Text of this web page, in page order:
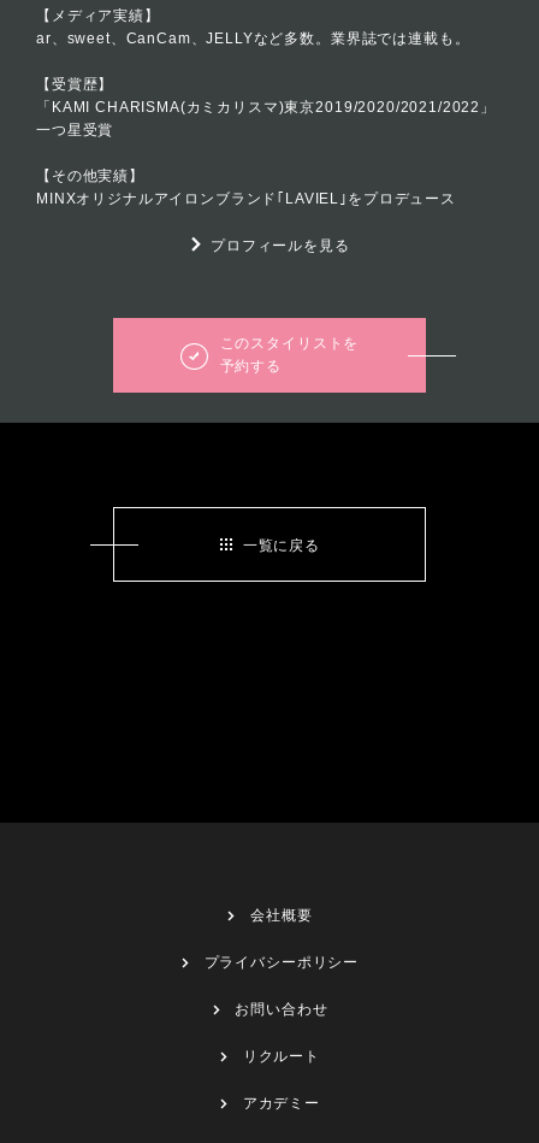
【メディア実績】
ar、sweet、CanCam、JELLYなど多数。業界誌では連載も。
【受賞歴】
「KAMI CHARISMA(カミカリスマ)東京2019/2020/2021/2022」
一つ星受賞
【その他実績】
MINXオリジナルアイロンブランド｢LAVIEL｣をプロデュース
プロフィールを見る
このスタイリストを
予約する
一覧に戻る
会社概要
プライバシーポリシー
お問い合わせ
リクルート
アカデミー